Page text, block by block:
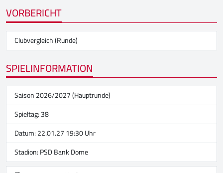
VORBERICHT
Clubvergleich (Runde)
SPIELINFORMATION
Saison 2026/2027 (Hauptrunde)
Spieltag: 38
Datum: 22.01.27 19:30 Uhr
Stadion:PSD Bank Dome